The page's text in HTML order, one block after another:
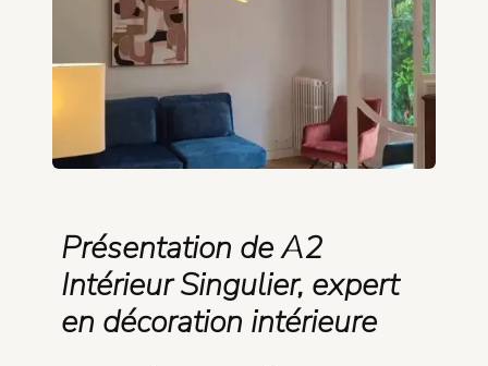
Présentation de A2
Intérieur Singulier, expert
en décoration intérieure